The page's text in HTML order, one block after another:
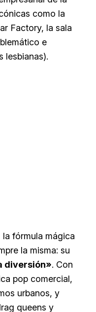
como la
Factory, la sala
e
lesbianas).
fórmula mágica
la misma: su
diversión». Con
pop comercial,
urbanos, y
queens y